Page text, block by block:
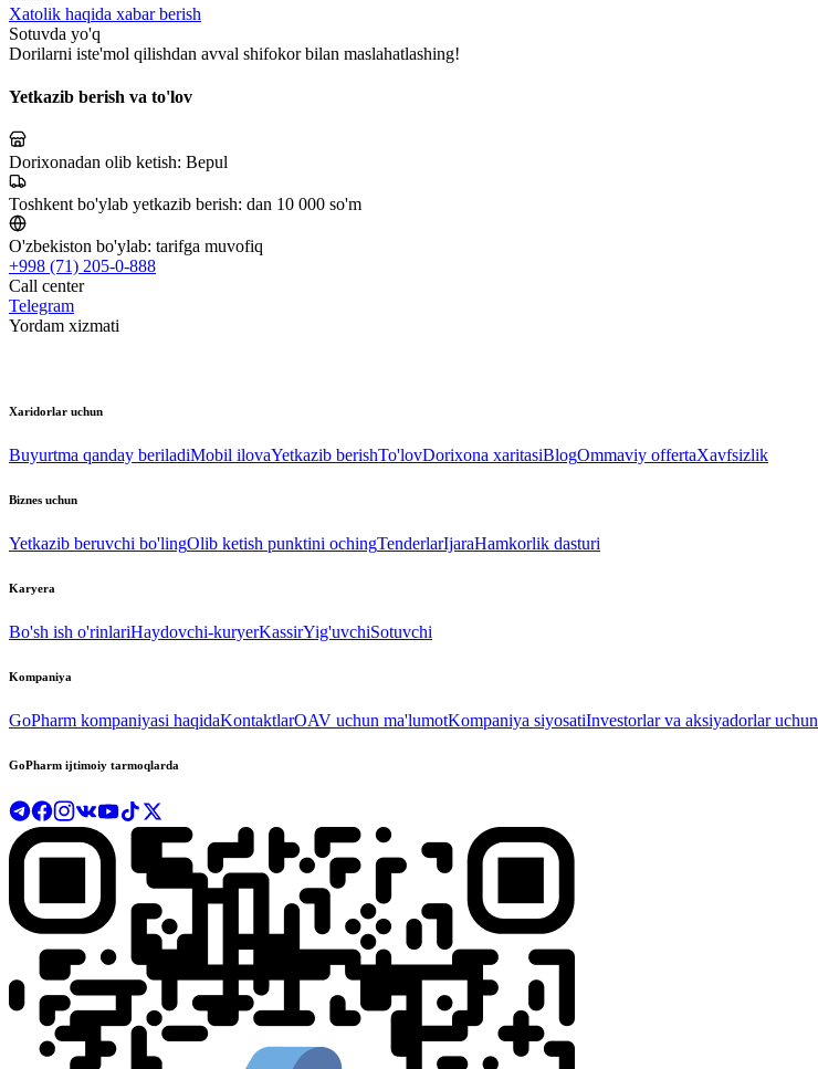
Xatolik haqida xabar berish
Sotuvda yo'q
Dorilarni iste'mol qilishdan avval shifokor bilan maslahatlashing!
Yetkazib berish va to'lov
Dorixonadan olib ketish: Bepul
Toshkent bo'ylab yetkazib berish: dan 10 000 so'm
O'zbekiston bo'ylab: tarifga muvofiq
+998 (71) 205-0-888
Call center
Telegram
Yordam xizmati
Xaridorlar uchun
Buyurtma qanday beriladiMobil ilovaYetkazib berishTo'lovDorixona xaritasiBlogOmmaviy offertaXavfsizlik
Biznes uchun
Yetkazib beruvchi bo'lingOlib ketish punktini ochingTenderlarIjaraHamkorlik dasturi
Karyera
Bo'sh ish o'rinlariHaydovchi-kuryerKassirYig'uvchiSotuvchi
Kompaniya
GoPharm kompaniyasi haqidaKontaktlarOAV uchun ma'lumotKompaniya siyosatiInvestorlar va aksiyadorlar uchun
GoPharm ijtimoiy tarmoqlarda